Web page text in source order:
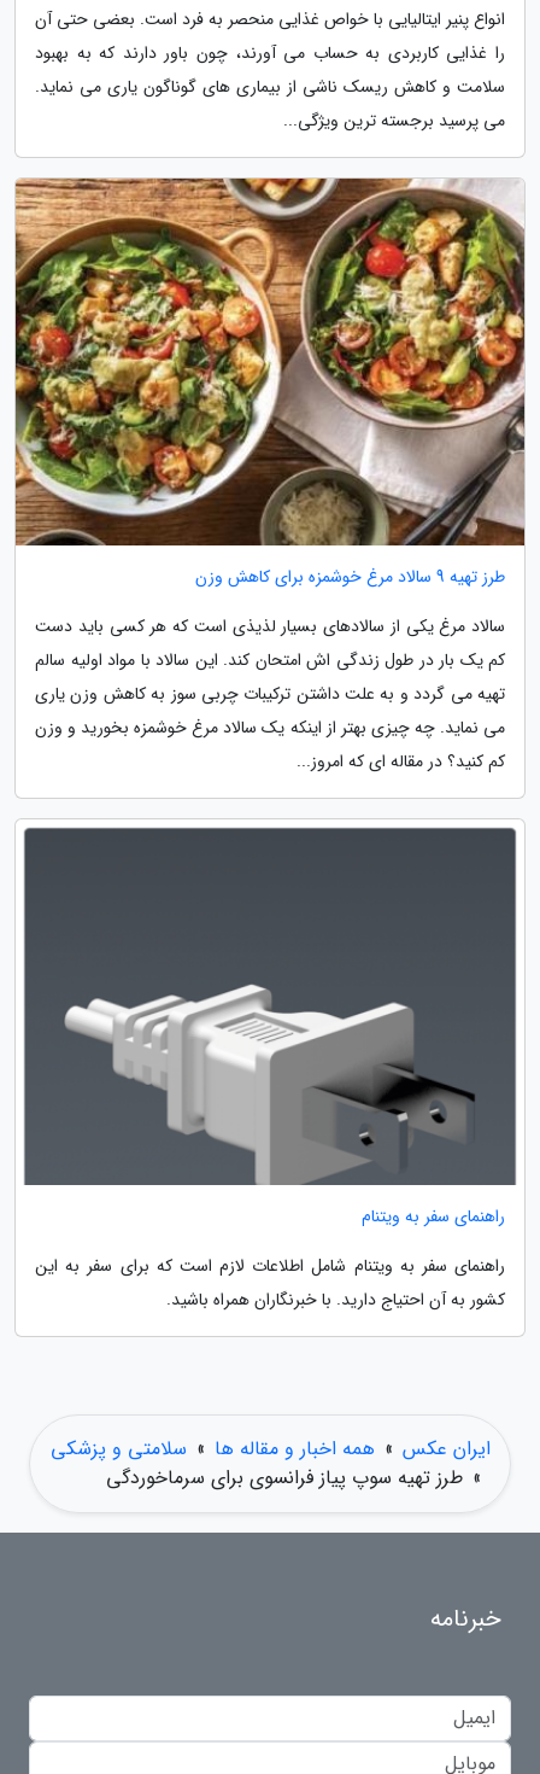
انواع پنیر ایتالیایی با خواص غذایی منحصر به فرد است. بعضی حتی آن
را غذایی کاربردی به حساب می آورند، چون باور دارند که به بهبود
سلامت و کاهش ریسک ناشی از بیماری های گوناگون یاری می نماید.
می پرسید برجسته ترین ویژگی...
طرز تهیه 9 سالاد مرغ خوشمزه برای کاهش وزن
سالاد مرغ یکی از سالادهای بسیار لذیذی است که هر کسی باید دست
کم یک بار در طول زندگی اش امتحان کند. این سالاد با مواد اولیه سالم
تهیه می گردد و به علت داشتن ترکیبات چربی سوز به کاهش وزن یاری
می نماید. چه چیزی بهتر از اینکه یک سالاد مرغ خوشمزه بخورید و وزن
کم کنید؟ در مقاله ای که امروز...
راهنمای سفر به ویتنام
راهنمای سفر به ویتنام شامل اطلاعات لازم است که برای سفر به این
کشور به آن احتیاج دارید. با خبرنگاران همراه باشید.
ایران عکس » همه اخبار و مقاله ها » سلامتی و پزشکی
» طرز تهیه سوپ پیاز فرانسوی برای سرماخوردگی
خبرنامه